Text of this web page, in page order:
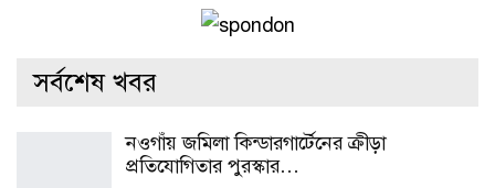
সর্বশেষ খবর
নওগাঁয় জমিলা কিন্ডারগার্টেনের ক্রীড়া
প্রতিযোগিতার পুরস্কার…